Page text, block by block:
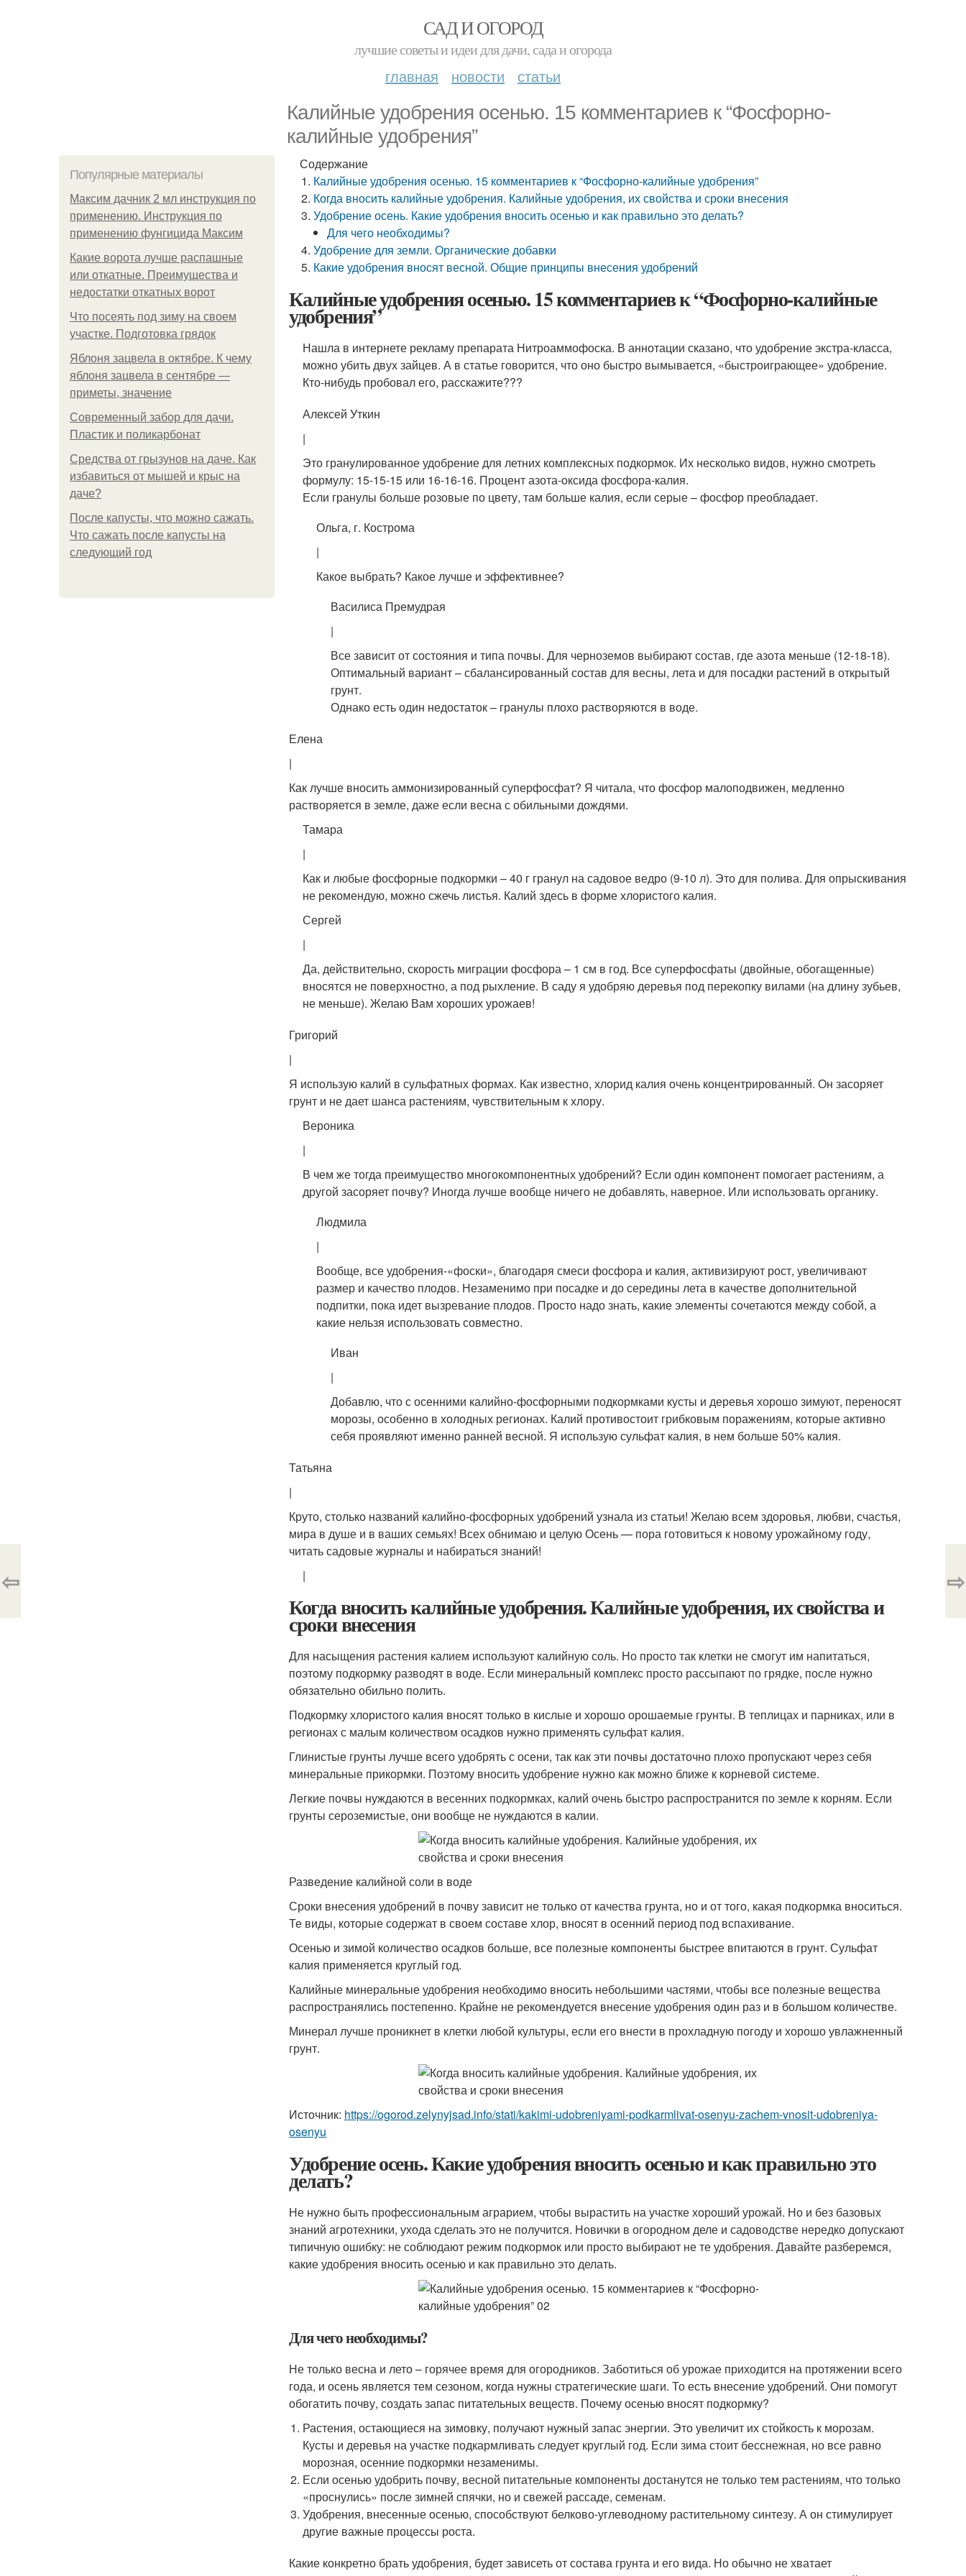
САД И ОГОРОД
лучшие советы и идеи для дачи, сада и огорода
главная новости статьи
Калийные удобрения осенью. 15 комментариев к “Фосфорно-
калийные удобрения”
Популярные материалы
Максим дачник 2 мл инструкция по
применению. Инструкция по
применению фунгицида Максим
Какие ворота лучше распашные
или откатные. Преимущества и
недостатки откатных ворот
Что посеять под зиму на своем
участке. Подготовка грядок
Яблоня зацвела в октябре. К чему
яблоня зацвела в сентябре —
приметы, значение
Современный забор для дачи.
Пластик и поликарбонат
Средства от грызунов на даче. Как
избавиться от мышей и крыс на
даче?
После капусты, что можно сажать.
Что сажать после капусты на
следующий год
Содержание
Калийные удобрения осенью. 15 комментариев к “Фосфорно-калийные удобрения”
Когда вносить калийные удобрения. Калийные удобрения, их свойства и сроки внесения
Удобрение осень. Какие удобрения вносить осенью и как правильно это делать?
Для чего необходимы?
Удобрение для земли. Органические добавки
Какие удобрения вносят весной. Общие принципы внесения удобрений
Калийные удобрения осенью. 15 комментариев к “Фосфорно-калийные
удобрения”
Нашла в интернете рекламу препарата Нитроаммофоска. В аннотации сказано, что удобрение экстра-класса,
можно убить двух зайцев. А в статье говорится, что оно быстро вымывается, «быстроиграющее» удобрение.
Кто-нибудь пробовал его, расскажите???
Алексей Уткин
|
Это гранулированное удобрение для летних комплексных подкормок. Их несколько видов, нужно смотреть
формулу: 15-15-15 или 16-16-16. Процент азота-оксида фосфора-калия.
Если гранулы больше розовые по цвету, там больше калия, если серые – фосфор преобладает.
Ольга, г. Кострома
|
Какое выбрать? Какое лучше и эффективнее?
Василиса Премудрая
|
Все зависит от состояния и типа почвы. Для черноземов выбирают состав, где азота меньше (12-18-18).
Оптимальный вариант – сбалансированный состав для весны, лета и для посадки растений в открытый
грунт.
Однако есть один недостаток – гранулы плохо растворяются в воде.
Елена
|
Как лучше вносить аммонизированный суперфосфат? Я читала, что фосфор малоподвижен, медленно
растворяется в земле, даже если весна с обильными дождями.
Тамара
|
Как и любые фосфорные подкормки – 40 г гранул на садовое ведро (9-10 л). Это для полива. Для опрыскивания
не рекомендую, можно сжечь листья. Калий здесь в форме хлористого калия.
Сергей
|
Да, действительно, скорость миграции фосфора – 1 см в год. Все суперфосфаты (двойные, обогащенные)
вносятся не поверхностно, а под рыхление. В саду я удобряю деревья под перекопку вилами (на длину зубьев,
не меньше). Желаю Вам хороших урожаев!
Григорий
|
Я использую калий в сульфатных формах. Как известно, хлорид калия очень концентрированный. Он засоряет
грунт и не дает шанса растениям, чувствительным к хлору.
Вероника
|
В чем же тогда преимущество многокомпонентных удобрений? Если один компонент помогает растениям, а
другой засоряет почву? Иногда лучше вообще ничего не добавлять, наверное. Или использовать органику.
Людмила
|
Вообще, все удобрения-«фоски», благодаря смеси фосфора и калия, активизируют рост, увеличивают
размер и качество плодов. Незаменимо при посадке и до середины лета в качестве дополнительной
подпитки, пока идет вызревание плодов. Просто надо знать, какие элементы сочетаются между собой, а
какие нельзя использовать совместно.
Иван
|
Добавлю, что с осенними калийно-фосфорными подкормками кусты и деревья хорошо зимуют, переносят
морозы, особенно в холодных регионах. Калий противостоит грибковым поражениям, которые активно
себя проявляют именно ранней весной. Я использую сульфат калия, в нем больше 50% калия.
Татьяна
|
Круто, столько названий калийно-фосфорных удобрений узнала из статьи! Желаю всем здоровья, любви, счастья,
мира в душе и в ваших семьях! Всех обнимаю и целую Осень — пора готовиться к новому урожайному году,
читать садовые журналы и набираться знаний!
|
Когда вносить калийные удобрения. Калийные удобрения, их свойства и
сроки внесения
Для насыщения растения калием используют калийную соль. Но просто так клетки не смогут им напитаться,
поэтому подкормку разводят в воде. Если минеральный комплекс просто рассыпают по грядке, после нужно
обязательно обильно полить.
Подкормку хлористого калия вносят только в кислые и хорошо орошаемые грунты. В теплицах и парниках, или в
регионах с малым количеством осадков нужно применять сульфат калия.
Глинистые грунты лучше всего удобрять с осени, так как эти почвы достаточно плохо пропускают через себя
минеральные прикормки. Поэтому вносить удобрение нужно как можно ближе к корневой системе.
Легкие почвы нуждаются в весенних подкормках, калий очень быстро распространится по земле к корням. Если
грунты сероземистые, они вообще не нуждаются в калии.
Разведение калийной соли в воде
Сроки внесения удобрений в почву зависит не только от качества грунта, но и от того, какая подкормка вноситься.
Те виды, которые содержат в своем составе хлор, вносят в осенний период под вспахивание.
Осенью и зимой количество осадков больше, все полезные компоненты быстрее впитаются в грунт. Сульфат
калия применяется круглый год.
Калийные минеральные удобрения необходимо вносить небольшими частями, чтобы все полезные вещества
распространялись постепенно. Крайне не рекомендуется внесение удобрения один раз и в большом количестве.
Минерал лучше проникнет в клетки любой культуры, если его внести в прохладную погоду и хорошо увлажненный
грунт.
Источник: https://ogorod.zelynyjsad.info/stati/kakimi-udobreniyami-podkarmlivat-osenyu-zachem-vnosit-udobreniya-
osenyu
Удобрение осень. Какие удобрения вносить осенью и как правильно это
делать?
Не нужно быть профессиональным аграрием, чтобы вырастить на участке хороший урожай. Но и без базовых
знаний агротехники, ухода сделать это не получится. Новички в огородном деле и садоводстве нередко допускают
типичную ошибку: не соблюдают режим подкормок или просто выбирают не те удобрения. Давайте разберемся,
какие удобрения вносить осенью и как правильно это делать.
Для чего необходимы?
Не только весна и лето – горячее время для огородников. Заботиться об урожае приходится на протяжении всего
года, и осень является тем сезоном, когда нужны стратегические шаги. То есть внесение удобрений. Они помогут
обогатить почву, создать запас питательных веществ. Почему осенью вносят подкормку?
Растения, остающиеся на зимовку, получают нужный запас энергии. Это увеличит их стойкость к морозам.
Кусты и деревья на участке подкармливать следует круглый год. Если зима стоит бесснежная, но все равно
морозная, осенние подкормки незаменимы.
Если осенью удобрить почву, весной питательные компоненты достанутся не только тем растениям, что только
«проснулись» после зимней спячки, но и свежей рассаде, семенам.
Удобрения, внесенные осенью, способствуют белково-углеводному растительному синтезу. А он стимулирует
другие важные процессы роста.
Какие конкретно брать удобрения, будет зависеть от состава грунта и его вида. Но обычно не хватает
⇦ ⇨